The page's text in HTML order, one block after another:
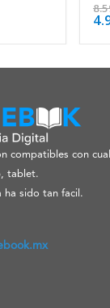
compatibles con
tablet.
ha sido tan facil.